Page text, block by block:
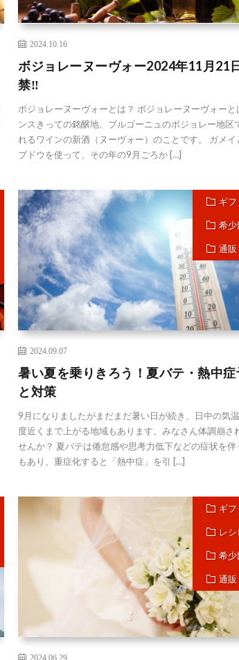
2024.10.16
ボジョレーヌーヴォー2024年11月21
禁‼
ボジョレーヌーヴォーとは？ ボジョレーヌーヴォーと
ンスきっての銘醸地、ブルゴーニュのボジョレー地区
れるワインの新酒（ヌーヴォー）のことです。 ガメイ
ブドウを使って、その年の9月ごろか […]
ギフ
希少
通販
2024.09.07
暑い夏を乗りきろう！夏バテ・熱中
と対策
9月になりましたがまだまだ暑い日が続き、日中の気
度近くまで上がる地域もあります。みなさん体調崩さ
せんか？ 夏バテは倦怠感や思考力低下などの症状を伴
もあり、重症化すると「熱中症」を引 […]
ギフ
レシ
希少
通販
2024.06.29